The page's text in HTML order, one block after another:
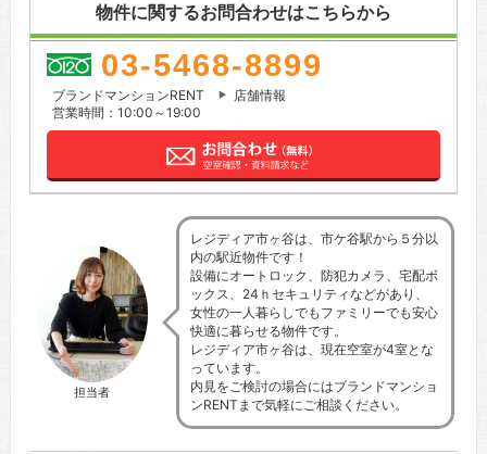
物件に関するお問合わせはこちらから
03-5468-8899
ブランドマンションRENT
店舗情報
営業時間：10:00～19:00
担当者
レジディア市ヶ谷は、市ケ谷駅から５分以
内の駅近物件です！
設備にオートロック、防犯カメラ、宅配ボ
ックス、24ｈセキュリティなどがあり、
女性の一人暮らしでもファミリーでも安心
快適に暮らせる物件です。
レジディア市ヶ谷は、現在空室が4室とな
っています。
内見をご検討の場合にはブランドマンショ
ンRENTまで気軽にご相談ください。